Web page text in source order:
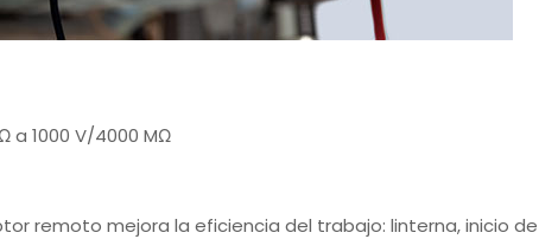
a 1000 V/4000 MΩ
remoto mejora la eficiencia del trabajo: linterna, inicio